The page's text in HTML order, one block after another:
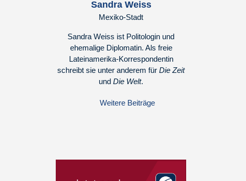
Sandra Weiss
Mexiko-Stadt
Sandra Weiss ist Politologin und
ehemalige Diplomatin. Als freie
Lateinamerika-Korrespondentin
schreibt sie unter anderem für Die Zeit
und Die Welt.
Weitere Beiträge